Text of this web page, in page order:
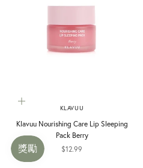
加入購物車
KLAVUU
Klavuu Nourishing Care Lip Sleeping
Pack Berry
促銷價
$12.99